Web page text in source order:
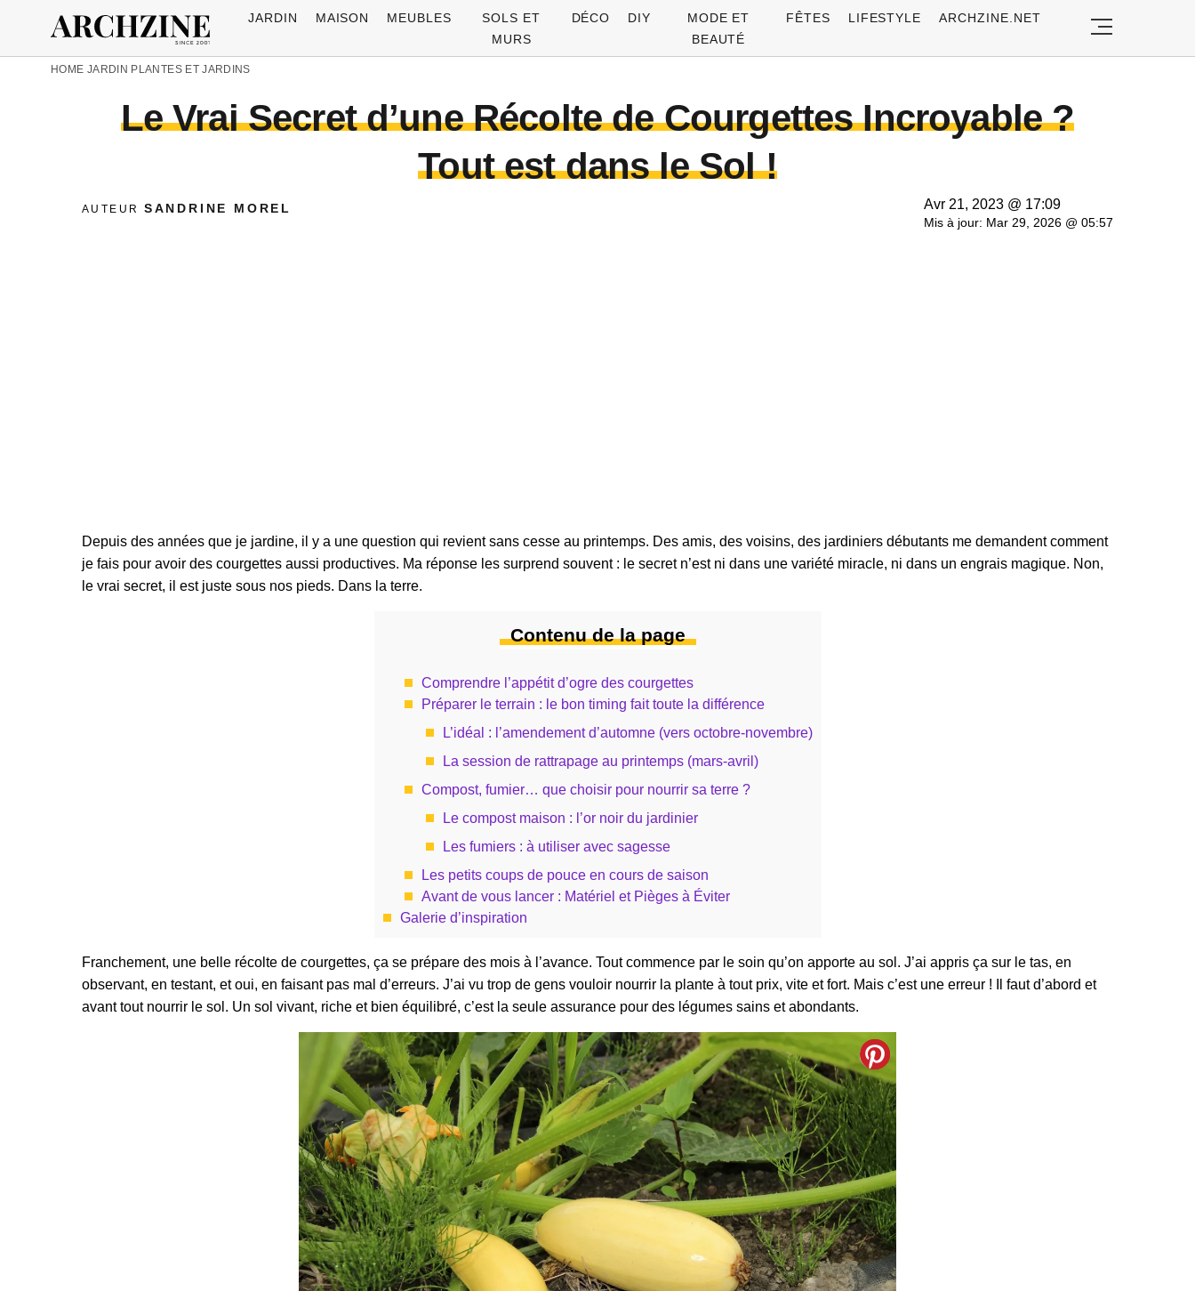
JARDIN MAISON MEUBLES
SOLS ET
MURS
DÉCO DIY
MODE ET
BEAUTÉ
FÊTES LIFESTYLE ARCHZINE.NET
HOME JARDIN PLANTES ET JARDINS
Le Vrai Secret d’une Récolte de Courgettes Incroyable ?
Tout est dans le Sol !
AUTEUR SANDRINE MOREL Avr 21, 2023 @ 17:09
Mis à jour: Mar 29, 2026 @ 05:57
Depuis des années que je jardine, il y a une question qui revient sans cesse au printemps. Des amis, des voisins, des jardiniers débutants me demandent comment
je fais pour avoir des courgettes aussi productives. Ma réponse les surprend souvent : le secret n’est ni dans une variété miracle, ni dans un engrais magique. Non,
le vrai secret, il est juste sous nos pieds. Dans la terre.
Contenu de la page
Comprendre l’appétit d’ogre des courgettes
Préparer le terrain : le bon timing fait toute la différence
L’idéal : l’amendement d’automne (vers octobre-novembre)
La session de rattrapage au printemps (mars-avril)
Compost, fumier… que choisir pour nourrir sa terre ?
Le compost maison : l’or noir du jardinier
Les fumiers : à utiliser avec sagesse
Les petits coups de pouce en cours de saison
Avant de vous lancer : Matériel et Pièges à Éviter
Galerie d’inspiration
Franchement, une belle récolte de courgettes, ça se prépare des mois à l’avance. Tout commence par le soin qu’on apporte au sol. J’ai appris ça sur le tas, en
observant, en testant, et oui, en faisant pas mal d’erreurs. J’ai vu trop de gens vouloir nourrir la plante à tout prix, vite et fort. Mais c’est une erreur ! Il faut d’abord et
avant tout nourrir le sol. Un sol vivant, riche et bien équilibré, c’est la seule assurance pour des légumes sains et abondants.